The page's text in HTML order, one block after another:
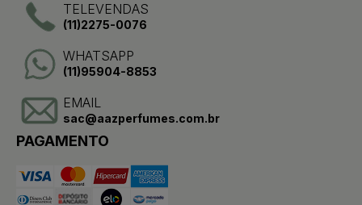
TELEVENDAS
(11)2275-0076
WHATSAPP
(11)95904-8853
EMAIL
sac@aazperfumes.com.br
PAGAMENTO